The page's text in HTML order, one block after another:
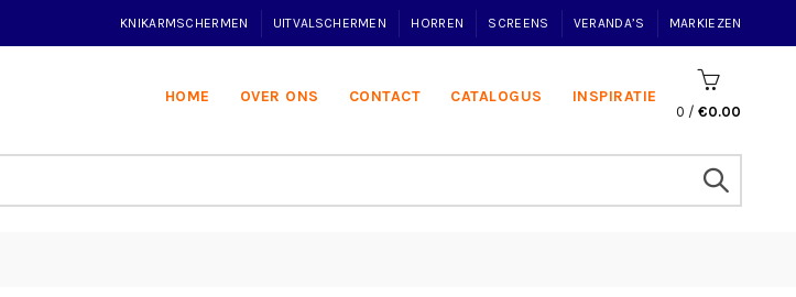
KNIKARMSCHERMEN UITVALSCHERMEN HORREN SCREENS VERANDA’S MARKIEZEN
HOME OVER ONS CONTACT CATALOGUS INSPIRATIE
0 / €0.00